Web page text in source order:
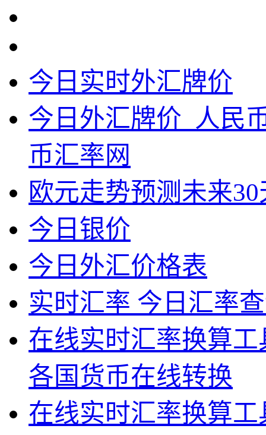
今日实时外汇牌价
今日外汇牌价_人民
币汇率网
欧元走势预测未来30
今日银价
今日外汇价格表
实时汇率 今日汇率
在线实时汇率换算
各国货币在线转换
在线实时汇率换算